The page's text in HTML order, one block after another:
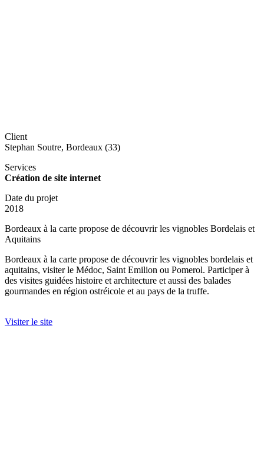
Client
Stephan Soutre, Bordeaux (33)
Services
Création de site internet
Date du projet
2018
Bordeaux à la carte propose de découvrir les vignobles Bordelais et
Aquitains
Bordeaux à la carte propose de découvrir les vignobles bordelais et
aquitains, visiter le Médoc, Saint Emilion ou Pomerol. Participer à
des visites guidées histoire et architecture et aussi des balades
gourmandes en région ostréicole et au pays de la truffe.
Visiter le site